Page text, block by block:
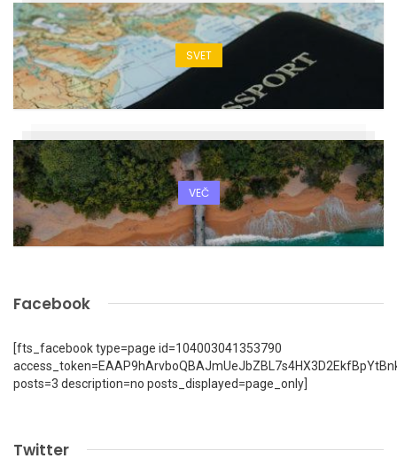
SVET
VEČ
Facebook
[fts_facebook type=page id=104003041353790
posts=3 description=no posts_displayed=page_only]
Twitter